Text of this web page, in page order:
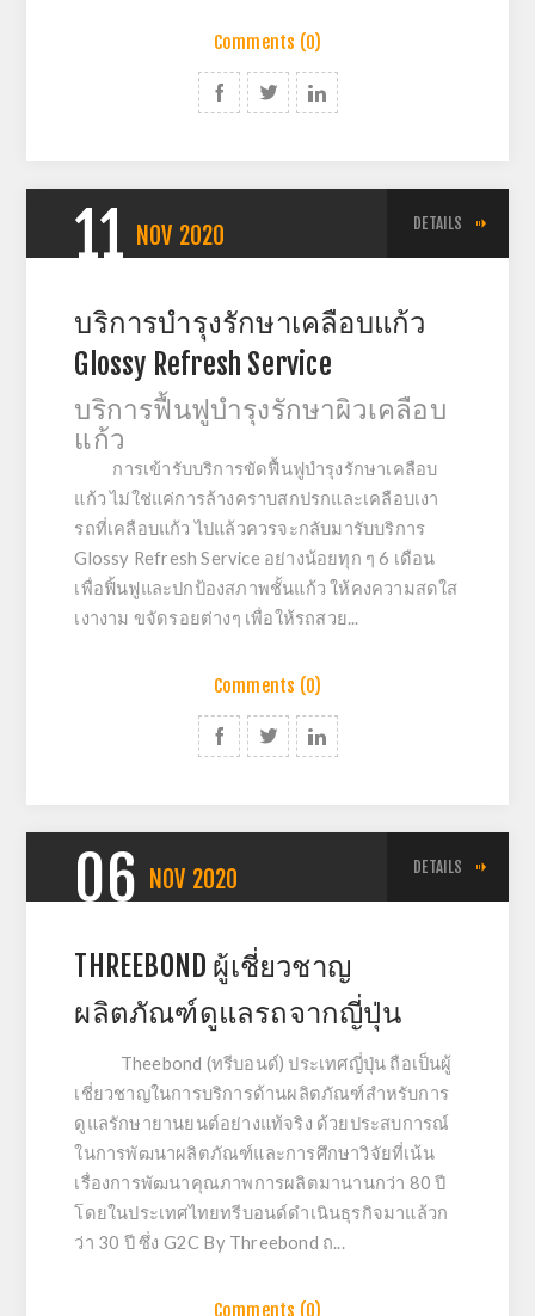
Comments (0)
11 NOV 2020 DETAILS
บริการบำรุงรักษาเคลือบแก้ว
Glossy Refresh Service
บริการฟื้นฟูบำรุงรักษาผิวเคลือบ
แก้ว
การเข้ารับบริการขัดฟื้นฟูบำรุงรักษาเคลือบ
แก้ว ไม่ใช่แค่การล้างคราบสกปรกและเคลือบเงา
รถที่เคลือบแก้ว ไปแล้วควรจะกลับมารับบริการ
Glossy Refresh Service อย่างน้อยทุก ๆ 6 เดือน
เพื่อฟิ้นฟูและปกป้องสภาพชั้นแก้ว ให้คงความสดใส
เงางาม ขจัดรอยต่างๆ เพื่อให้รถสวย...
Comments (0)
06 NOV 2020 DETAILS
THREEBOND ผู้เชี่ยวชาญ
ผลิตภัณฑ์ดูแลรถจากญี่ปุ่น
Theebond (ทรีบอนด์) ประเทศญี่ปุ่น ถือเป็นผู้
เชี่ยวชาญในการบริการด้านผลิตภัณฑ์สำหรับการ
ดูแลรักษายานยนต์อย่างแท้จริง ด้วยประสบการณ์
ในการพัฒนาผลิตภัณฑ์และการศึกษาวิจัยที่เน้น
เรื่องการพัฒนาคุณภาพการผลิตมานานกว่า 80 ปี
โดยในประเทศไทยทรีบอนด์ดำเนินธุรกิจมาแล้วก
ว่า 30 ปี ซึ่ง G2C By Threebond ถ...
Comments (0)